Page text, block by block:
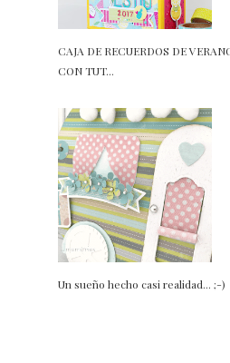
CAJA DE RECUERDOS DE
CON TUT...
Un sueño hecho casi realidad... ;-)